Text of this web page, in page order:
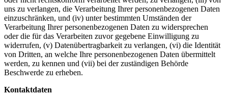
uns zu verlangen, die Verarbeitung Ihrer personenbezogenen Daten
einzuschränken, und (iv) unter bestimmten Umständen der
Verarbeitung Ihrer personenbezogenen Daten zu widersprechen
oder die für das Verarbeiten zuvor gegebene Einwilligung zu
widerrufen, (v) Datenübertragbarkeit zu verlangen, (vi) die Identität
von Dritten, an welche Ihre personenbezogenen Daten übermittelt
werden, zu kennen und (vii) bei der zuständigen Behörde
Beschwerde zu erheben.
Kontaktdaten